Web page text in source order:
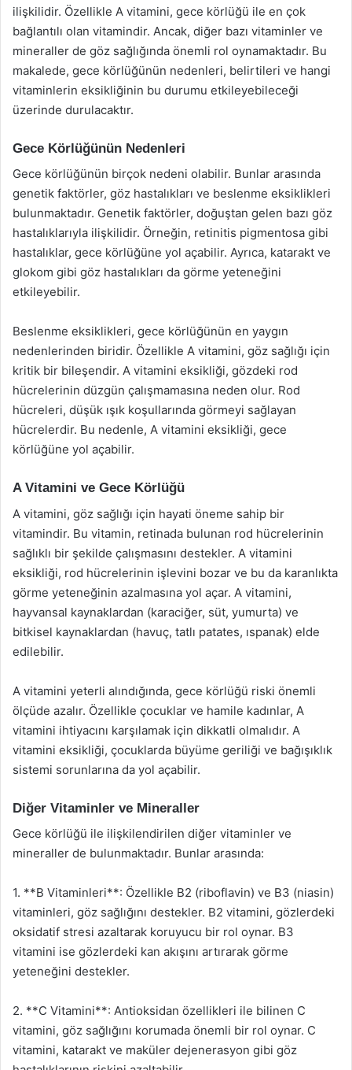
ilişkilidir. Özellikle A vitamini, gece körlüğü ile en çok
bağlantılı olan vitamindir. Ancak, diğer bazı vitaminler ve
mineraller de göz sağlığında önemli rol oynamaktadır. Bu
makalede, gece körlüğünün nedenleri, belirtileri ve hangi
vitaminlerin eksikliğinin bu durumu etkileyebileceği
üzerinde durulacaktır.
Gece Körlüğünün Nedenleri
Gece körlüğünün birçok nedeni olabilir. Bunlar arasında
genetik faktörler, göz hastalıkları ve beslenme eksiklikleri
bulunmaktadır. Genetik faktörler, doğuştan gelen bazı göz
hastalıklarıyla ilişkilidir. Örneğin, retinitis pigmentosa gibi
hastalıklar, gece körlüğüne yol açabilir. Ayrıca, katarakt ve
glokom gibi göz hastalıkları da görme yeteneğini
etkileyebilir.
Beslenme eksiklikleri, gece körlüğünün en yaygın
nedenlerinden biridir. Özellikle A vitamini, göz sağlığı için
kritik bir bileşendir. A vitamini eksikliği, gözdeki rod
hücrelerinin düzgün çalışmamasına neden olur. Rod
hücreleri, düşük ışık koşullarında görmeyi sağlayan
hücrelerdir. Bu nedenle, A vitamini eksikliği, gece
körlüğüne yol açabilir.
A Vitamini ve Gece Körlüğü
A vitamini, göz sağlığı için hayati öneme sahip bir
vitamindir. Bu vitamin, retinada bulunan rod hücrelerinin
sağlıklı bir şekilde çalışmasını destekler. A vitamini
eksikliği, rod hücrelerinin işlevini bozar ve bu da karanlıkta
görme yeteneğinin azalmasına yol açar. A vitamini,
hayvansal kaynaklardan (karaciğer, süt, yumurta) ve
bitkisel kaynaklardan (havuç, tatlı patates, ıspanak) elde
edilebilir.
A vitamini yeterli alındığında, gece körlüğü riski önemli
ölçüde azalır. Özellikle çocuklar ve hamile kadınlar, A
vitamini ihtiyacını karşılamak için dikkatli olmalıdır. A
vitamini eksikliği, çocuklarda büyüme geriliği ve bağışıklık
sistemi sorunlarına da yol açabilir.
Diğer Vitaminler ve Mineraller
Gece körlüğü ile ilişkilendirilen diğer vitaminler ve
mineraller de bulunmaktadır. Bunlar arasında:
1. **B Vitaminleri**: Özellikle B2 (riboflavin) ve B3 (niasin)
vitaminleri, göz sağlığını destekler. B2 vitamini, gözlerdeki
oksidatif stresi azaltarak koruyucu bir rol oynar. B3
vitamini ise gözlerdeki kan akışını artırarak görme
yeteneğini destekler.
2. **C Vitamini**: Antioksidan özellikleri ile bilinen C
vitamini, göz sağlığını korumada önemli bir rol oynar. C
vitamini, katarakt ve maküler dejenerasyon gibi göz